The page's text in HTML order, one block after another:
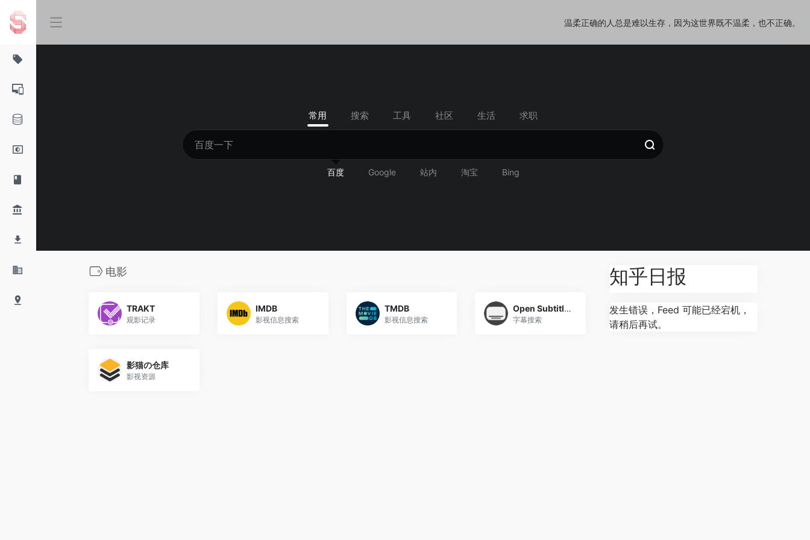
温柔正确的人总是难以生存，因为这世界既不温柔，也不正确。
常用 搜索 工具 社区 生活 求职
百度 Google 站内 淘宝 Bing
电影
TRAKT
观影记录
IMDB
影视信息搜索
TMDB
影视信息搜索
Open Subtitles
字幕搜索
影猫の仓库
影视资源
知乎日报
发生错误，Feed 可能已经宕机，
请稍后再试。